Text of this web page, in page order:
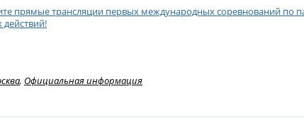
прямые трансляции первых международных соревнований по
, Официальная информация